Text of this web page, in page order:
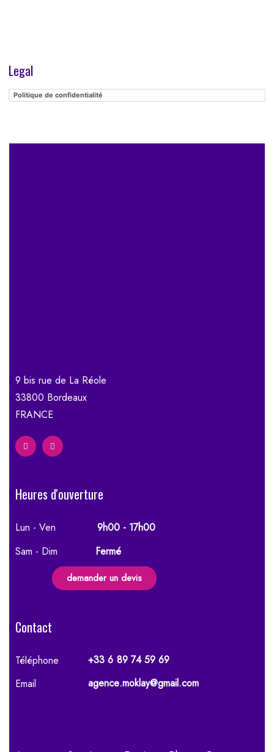
Legal
Politique de confidentialité
9 bis rue de La Réole
33800 Bordeaux
FRANCE
Heures d'ouverture
Lun - Ven
9h00 - 17h00
Sam - Dim
Fermé
demander un devis
Contact
Téléphone
+33 6 89 74 59 69
Email
agence.moklay@gmail.com